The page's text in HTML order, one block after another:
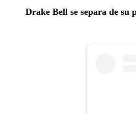
Drake Bell se separa de su